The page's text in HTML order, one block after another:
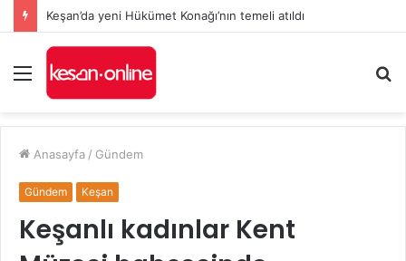
Keşan’da yeni Hükümet Konağı’nın temeli atıldı
Menü
...
Anasayfa / Gündem
Gündem Keşan
Keşanlı kadınlar Kent